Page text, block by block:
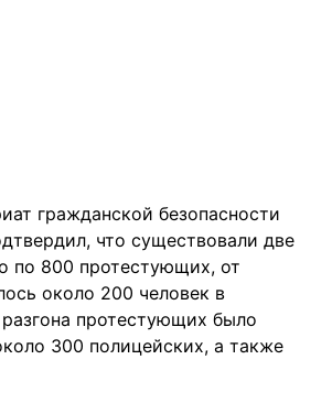
гражданской безопасности
что существовали две
по 800 протестующих, от
около 200 человек в
протестующих было
300 полицейских, а также